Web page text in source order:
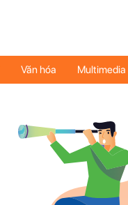
Văn hóa Multimedia